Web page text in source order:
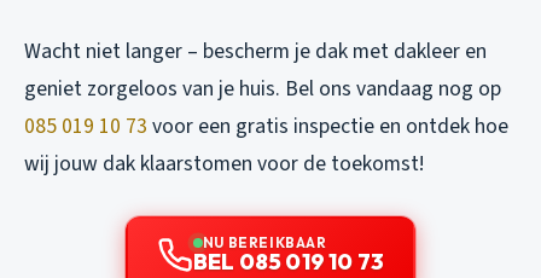
Wacht niet langer – bescherm je dak met dakleer en
geniet zorgeloos van je huis. Bel ons vandaag nog op
085 019 10 73 voor een gratis inspectie en ontdek hoe
wij jouw dak klaarstomen voor de toekomst!
NU BEREIKBAAR
BEL 085 019 10 73